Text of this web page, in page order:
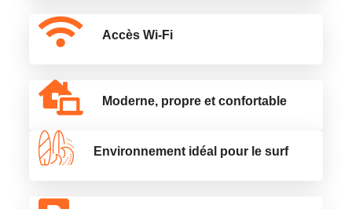
Accès Wi-Fi
Moderne, propre et confortable
Environnement idéal pour le surf